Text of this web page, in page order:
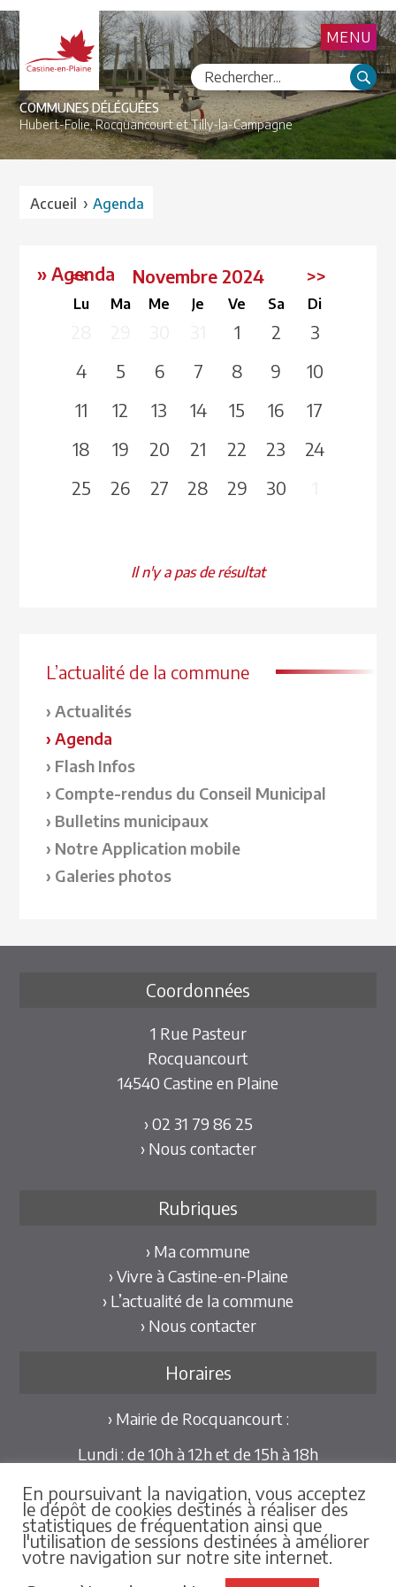
COMMUNES DÉLÉGUÉES
Hubert-Folie,Rocquancourt etTilly-la-Campagne
MENU
L’actualité de la commune
Actualités
Agenda
Flash Infos
Compte-rendus du Conseil Municipal
Bulletins municipaux
Notre Application mobile
Galeries photos
Accueil ›Agenda
» Agenda
<< Novembre 2024 >>
Lu Ma Me Je Ve Sa Di
1 2
3
4
5 6 7 8 9
10
11
12 13 14 15 16
17
18
19 20 21 22 23
24
25
26 27 28 29 30
Il n'y a pas de résultat
Coordonnées
1 Rue Pasteur
Rocquancourt
14540 Castine en Plaine
› 02 31 79 86 25
› Nous contacter
Rubriques
› Ma commune
› Vivre à Castine-en-Plaine
› L’actualité de la commune
› Nous contacter
Horaires
› Mairie de Rocquancourt :
Lundi : de 10h à 12h et de 15h à 18h
Mercredi et Vendredi : de 09h30 à 12h
Pour les mairies déléguées de Hubert-Folie et
Tilly-la-Campagne :
sur rdv au 02.31.79.86.25
En poursuivant la navigation, vous acceptez
le dépôt de cookies destinés à réaliser des
statistiques de fréquentation ainsi que
l'utilisation de sessions destinées à améliorer
votre navigation sur notre site internet.